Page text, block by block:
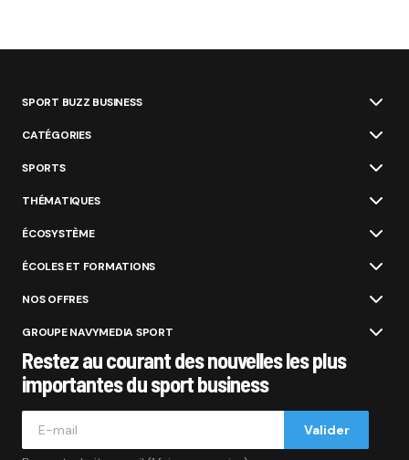
SPORT BUZZ BUSINESS
CATÉGORIES
SPORTS
THÉMATIQUES
ÉCOSYSTÈME
ÉCOLES ET FORMATIONS
NOS OFFRES
GROUPE NAVYMEDIA SPORT
Restez au courant des nouvelles les plus
importantes du sport business
Valider